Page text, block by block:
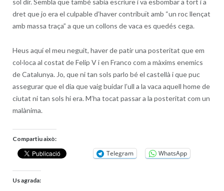
sol dir. Sembla que també sabia escriure i va esbombar a tort i a
dret que jo era el culpable d’haver contribuït amb “un roc llençat
amb massa traça” a que un collons de vaca es quedés cega.
Heus aquí el meu neguit, haver de patir una posteritat que em
col·loca al costat de Felip V i en Franco com a màxims enemics
de Catalunya. Jo, que ni tan sols parlo bé el castellà i que puc
assegurar que el dia que vaig buidar l’ull a la vaca aquell home de
ciutat ni tan sols hi era. M’ha tocat passar a la posteritat com un
malànima.
Compartiu això:
Telegram WhatsApp
Us agrada: